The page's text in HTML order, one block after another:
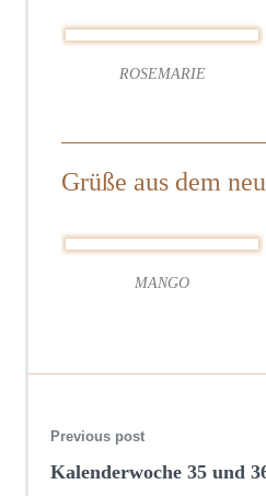
ROSEMARIE
Grüße aus dem
MANGO
Previous post
Kalenderwoche 35 und